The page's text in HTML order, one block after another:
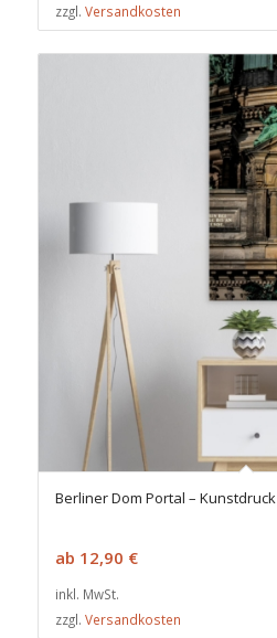
zzgl. Versandkosten
Berliner Dom Portal – Kunstdruck
ab 12,90 €
inkl. MwSt.
zzgl. Versandkosten